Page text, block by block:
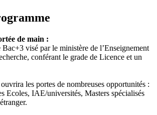
de main :
visé par le ministère de l’Enseignement
conférant le grade de Licence et un
les portes de nombreuses opportunités :
Ecoles, IAE/universités, Masters spécialisés